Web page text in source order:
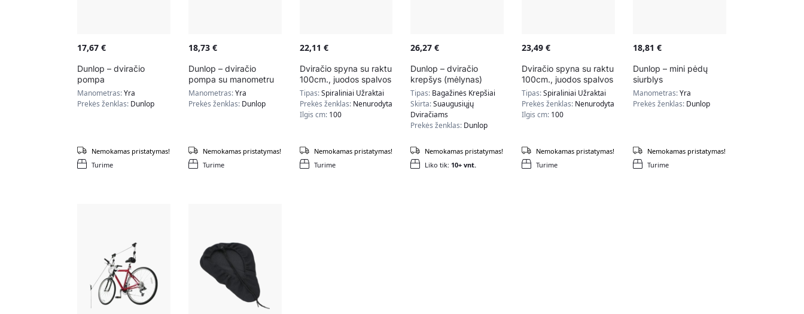
17,67 €
Dunlop – dviračio
pompa
Manometras:Yra
Prekės ženklas: Dunlop
Turime
Nemokamas pristatymas!
18,73 €
Dunlop – dviračio
pompa su manometru
Manometras:Yra
Prekės ženklas: Dunlop
Turime
Nemokamas pristatymas!
22,11 €
Dviračio spyna su raktu
100cm., juodos spalvos
Tipas:Spiraliniai Užraktai
Prekės ženklas: Nenurodyta
Ilgis cm: 100
Turime
Nemokamas pristatymas!
26,27€
Dunlop – dviračio
krepšys (mėlynas)
Tipas: Bagažinės Krepšiai
Skirta:Suaugusiųjų
Dviračiams
Prekės ženklas: Dunlop
Liko tik: 10+ vnt.
Nemokamas pristatymas!
23,49€
Dviračio spyna su raktu
100cm., juodos spalvos
Tipas:Spiraliniai Užraktai
Prekės ženklas: Nenurodyta
Ilgis cm: 100
Turime
Nemokamas pristatymas!
18,81 €
Dunlop – mini pėdų
siurblys
Manometras:Yra
Prekės ženklas: Dunlop
Turime
Nemokamas pristatymas!